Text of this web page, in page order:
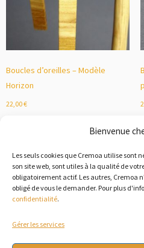
Bienvenue
Les seuls cookies que Cremoa utilise sont
son site web, sont utiles à la qualité de
obligatoirement actif. Les autres, Cremoa
obligé de vous le demander. Pour plus
confidentialité.
Gérer les services
Boucles d’oreilles – Modèle
Horizon
22,00€